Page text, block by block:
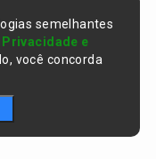
semelhantes
Privacidade e
você concorda